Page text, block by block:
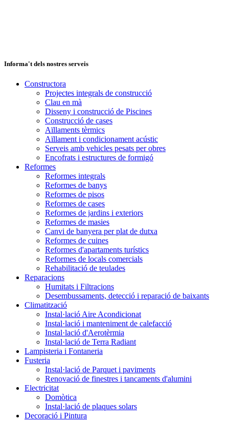
Informa't dels nostres serveis
Constructora
Projectes integrals de construcció
Clau en mà
Disseny i construcció de Piscines
Construcció de cases
Aïllaments tèrmics
Aïllament i condicionament acústic
Serveis amb vehicles pesats per obres
Encofrats i estructures de formigó
Reformes
Reformes integrals
Reformes de banys
Reformes de pisos
Reformes de cases
Reformes de jardins i exteriors
Reformes de masies
Canvi de banyera per plat de dutxa
Reformes de cuines
Reformes d'apartaments turístics
Reformes de locals comercials
Rehabilitació de teulades
Reparacions
Humitats i Filtracions
Desembussaments, detecció i reparació de baixants
Climatització
Instal·lació Aire Acondicionat
Instal·lació i manteniment de calefacció
Instal·lació d'Aerotèrmia
Instal·lació de Terra Radiant
Lampisteria i Fontaneria
Fusteria
Instal·lació de Parquet i paviments
Renovació de finestres i tancaments d'alumini
Electricitat
Domòtica
Instal·lació de plaques solars
Decoració i Pintura